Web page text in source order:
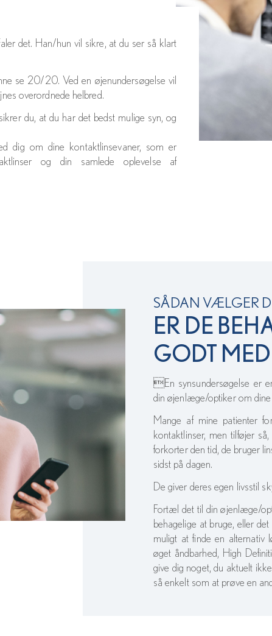
det. Han/hun vil sikre, at du ser så klart
se 20/20. Ved en øjenundersøgelse vil
overordnede helbred.
du, at du har det bedst mulige syn, og
dig om dine kontaktlinsevaner, som er
og din samlede oplevelse af
SÅDAN VÆLGER
ER DE
GODT
En synsundersøgelse er
din øjenlæge/optiker om dine
Mange af mine patienter
kontaktlinser, men tilføjer
forkorter den tid, de bruger
sidst på dagen.
De giver deres egen livsstil
Fortæl det til din øjenlæge/
behagelige at bruge, eller
muligt at finde en alternativ
øget åndbarhed, High
give dig noget, du aktuelt
så enkelt som at prøve en